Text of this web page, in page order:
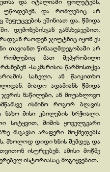
უწოდებენ, და რომლებიც არ
შეფუცვების ეშინიათ და, წმიდა
დემონებისგან განსხვავებით,
რაოდენ ჯიუტნიც იყონ ეს
თავიანთ წინააღმდეგობაში არ
რომლებიც მათ შეპყრობილი
-საკმარისია წარმოსთქვა
სახელი, ან წაიკითხო
მიადო ადამიანს წმიდა
ნაწილები, ან მიუახლოვო
ისმინო როგორ ბღავის
მისი კბილების ხრჭიალი,
სიტყვით, შიშის ყოველგვარი
მსგავსი არაფერი მოქმედებს:
მხოლოდ დიდი ხნის შემდეგ და
ისურვებენ. ამისი მოწმე
ისტორიასაც მოგიყვებით.